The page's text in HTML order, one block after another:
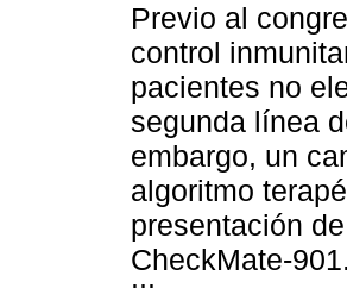
Previo al
control
pacientes no
segunda línea
embargo, un
algoritmo
presentación
CheckMate-